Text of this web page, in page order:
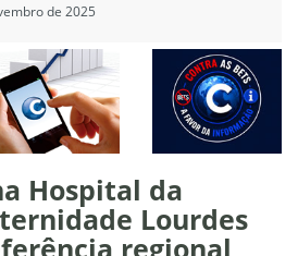
de 2025
Hospital da
Lourdes
regional